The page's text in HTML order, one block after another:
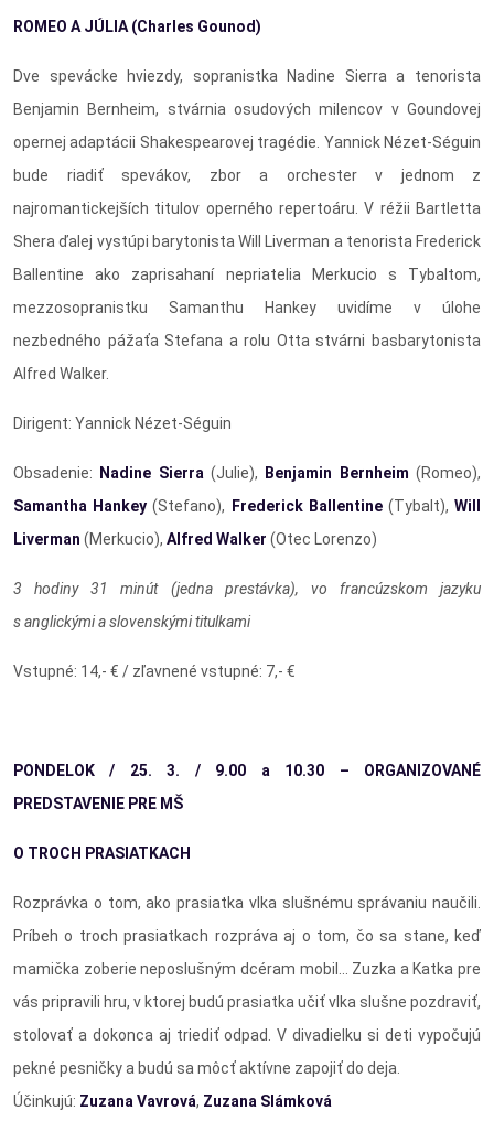
ROMEO A JÚLIA (Charles Gounod)
Dve spevácke hviezdy, sopranistka Nadine Sierra a tenorista
Benjamin Bernheim, stvárnia osudových milencov v Goundovej
opernej adaptácii Shakespearovej tragédie. Yannick Nézet-Séguin
bude riadiť spevákov, zbor a orchester v jednom z
najromantickejších titulov operného repertoáru. V réžii Bartletta
Shera ďalej vystúpi barytonista Will Liverman a tenorista Frederick
Ballentine ako zaprisahaní nepriatelia Merkucio s Tybaltom,
mezzosopranistku Samanthu Hankey uvidíme v úlohe
nezbedného pážaťa Stefana a rolu Otta stvárni basbarytonista
Alfred Walker.
Dirigent: Yannick Nézet-Séguin
Obsadenie: Nadine Sierra(Julie), Benjamin Bernheim (Romeo),
Samantha Hankey(Stefano), Frederick Ballentine(Tybalt),Will
Liverman (Merkucio), Alfred Walker (Otec Lorenzo)
3 hodiny 31 minút (jedna prestávka), vo francúzskom jazyku
s anglickými a slovenskými titulkami
Vstupné: 14,- € / zľavnené vstupné: 7,- €
PONDELOK / 25. 3. / 9.00 a 10.30 – ORGANIZOVANÉ
PREDSTAVENIE PRE MŠ
O TROCH PRASIATKACH
Rozprávka o tom, ako prasiatka vlka slušnému správaniu naučili.
Príbeh o troch prasiatkach rozpráva aj o tom, čo sa stane, keď
mamička zoberie neposlušným dcéram mobil... Zuzka a Katka pre
vás pripravili hru, v ktorej budú prasiatka učiť vlka slušne pozdraviť,
stolovať a dokonca aj triediť odpad. V divadielku si deti vypočujú
pekné pesničky a budú sa môcť aktívne zapojiť do deja.
Účinkujú: Zuzana Vavrová, Zuzana Slámková